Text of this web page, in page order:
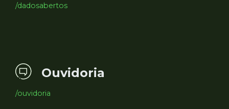
/dadosabertos
Ouvidoria
/ouvidoria